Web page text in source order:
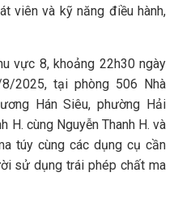
viên và kỹ năng điều hành,
vực 8, khoảng 22h30 ngày
2025, tại phòng 506 Nhà
Hán Siêu, phường Hải
H. cùng Nguyễn Thanh H. và
túy cùng các dụng cụ cần
sử dụng trái phép chất ma